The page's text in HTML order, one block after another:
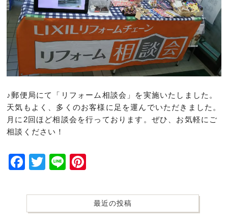
♪郵便局にて「リフォーム相談会」を実施いたしました。
天気もよく、多くのお客様に足を運んでいただきました。
月に2回ほど相談会を行っております。ぜひ、お気軽にご
相談ください！
Facebook
Twitter
Line
最近の投稿